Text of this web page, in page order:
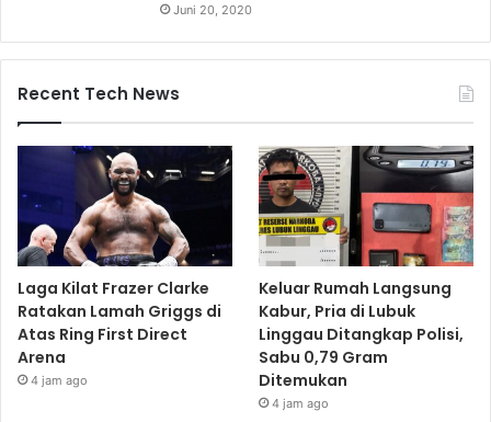
Juni 20, 2020
Recent Tech News
Laga Kilat Frazer Clarke
Ratakan Lamah Griggs di
Atas Ring First Direct
Arena
4 jam ago
Keluar Rumah Langsung
Kabur, Pria di Lubuk
Linggau Ditangkap Polisi,
Sabu 0,79 Gram
Ditemukan
4 jam ago